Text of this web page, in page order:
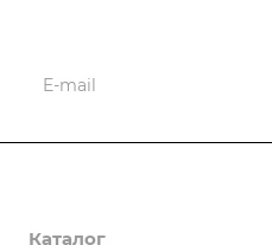
О компании
Каталог